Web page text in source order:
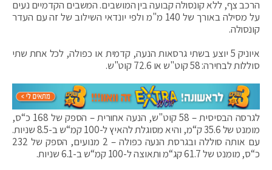
הרכב צף, ללא קונסולה קבועה בין המושבים. המשבים הקדמיים נעים
על מסילה באורך של 140 מ"מ ולפי יונדאי השילוב של זה עם העדר
קונסולה.
איוניק 5 יוצע בשתי גרסאות הנעה, קדמית או כפולה, לכל אחת שתי
סוללות לבחירה: 58 קוט"ש או 72.6 קוט"ש.
לגרסה הבסיסית – 58 קוט"ש, הנעה אחורית – הספק של 168 כ“ס,
מומנט של 35.6 ק“מ, והיא מסוגלת להאיץ ל-100 קמ“ש ב-8.5 שניות.
עם אותה סוללה ובגרסת הנעה כפולה – 2 מנועים, הספק של 232
כ“ס, מומנט של 61.7 קג“מ ותאוצה ל-100 קמ“ש ב-6.1 שניות.